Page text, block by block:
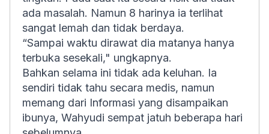
ada masalah. Namun 8 harinya ia terlihat
sangat lemah dan tidak berdaya.
“Sampai waktu dirawat dia matanya hanya
terbuka sesekali," ungkapnya.
Bahkan selama ini tidak ada keluhan. Ia
sendiri tidak tahu secara medis, namun
memang dari Informasi yang disampaikan
ibunya, Wahyudi sempat jatuh beberapa hari